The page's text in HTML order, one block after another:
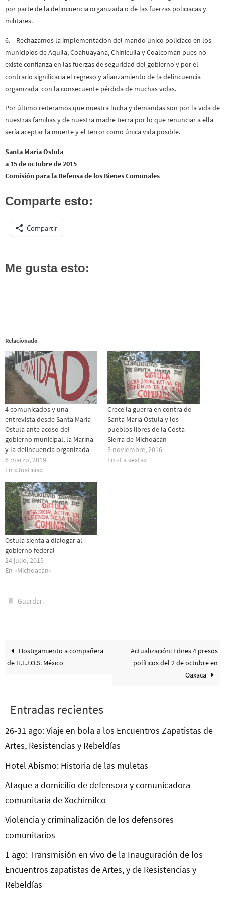
por parte de la delincuencia organizada o de las fuerzas policiacas y
militares.
6. Rechazamos la implementación del mando único policíaco en los
municipios de Aquila, Coahuayana, Chinicuila y Coalcomán pues no
existe confianza en las fuerzas de seguridad del gobierno y por el
contrario significaría el regreso y afianzamiento de la delincuencia
organizada con la consecuente pérdida de muchas vidas.
Por último reiteramos que nuestra lucha y demandas son por la vida de
nuestras familias y de nuestra madre tierra por lo que renunciar a ella
sería aceptar la muerte y el terror como única vida posible.
Santa MaríaOstula
a 15 de octubre de 2015
Comisión para la Defensa de los Bienes Comunales
Comparte esto:
Compartir
Me gusta esto:
Relacionado
4 comunicados y una
entrevista desde Santa María
Ostula ante acoso del
gobierno municipal, la Marina
y la delincuencia organizada
6 marzo, 2019
En «Justicia»
Crece la guerra en contra de
Santa María Ostula y los
pueblos libres de la Costa-
Sierra de Michoacán
3 noviembre, 2016
En «La sexta»
Ostula sienta a dialogar al
gobierno federal
24 julio, 2015
En «Michoacán»
Guardar.
Hostigamiento a compañera
de H.I.J.O.S. México
Actualización: Libres 4 presos
políticos del 2 de octubre en
Oaxaca
Entradas recientes
26-31 ago: Viaje en bola a los Encuentros Zapatistas de
Artes, Resistencias y Rebeldías
Hotel Abismo: Historia de las muletas
Ataque a domicilio de defensora y comunicadora
comunitaria de Xochimilco
Violencia y criminalización de los defensores
comunitarios
1 ago: Transmisión en vivo de la Inauguración de los
Encuentros zapatistas de Artes, y de Resistencias y
Rebeldías